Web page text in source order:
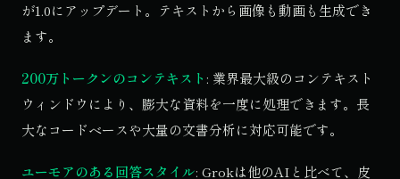
が1.0にアップデート。テキストから画像も動画も生成でき
ます。
200万トークンのコンテキスト : 業界最大級のコンテキスト
ウィンドウにより、膨大な資料を一度に処理できます。長
大なコードベースや大量の文書分析に対応可能です。
ユーモアのある回答スタイル: Grokは他のAIと比べて、皮